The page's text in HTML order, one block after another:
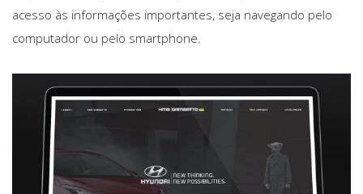
acesso às informações importantes, seja navegando pelo
computador ou pelo smartphone.